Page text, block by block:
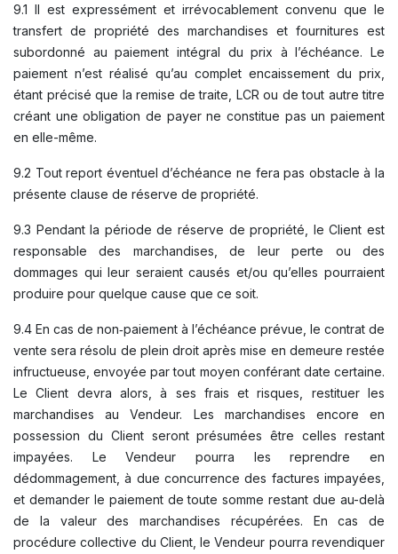
9.1 Il est expressément et irrévocablement convenu que le
transfert de propriété des marchandises et fournitures est
subordonné au paiement intégral du prix à l’échéance. Le
paiement n’est réalisé qu’au complet encaissement du prix,
étant précisé que la remise de traite, LCR ou de tout autre titre
créant une obligation de payer ne constitue pas un paiement
en elle-même.
9.2 Tout report éventuel d’échéance ne fera pas obstacle à la
présente clause de réserve de propriété.
9.3 Pendant la période de réserve de propriété, le Client est
responsable des marchandises, de leur perte ou des
dommages qui leur seraient causés et/ou qu’elles pourraient
produire pour quelque cause que ce soit.
9.4 En cas de non‑paiement à l’échéance prévue, le contrat de
vente sera résolu de plein droit après mise en demeure restée
infructueuse, envoyée par tout moyen conférant date certaine.
Le Client devra alors, à ses frais et risques, restituer les
marchandises au Vendeur. Les marchandises encore en
possession du Client seront présumées être celles restant
impayées. Le Vendeur pourra les reprendre en
dédommagement, à due concurrence des factures impayées,
et demander le paiement de toute somme restant due au-delà
de la valeur des marchandises récupérées. En cas de
procédure collective du Client, le Vendeur pourra revendiquer